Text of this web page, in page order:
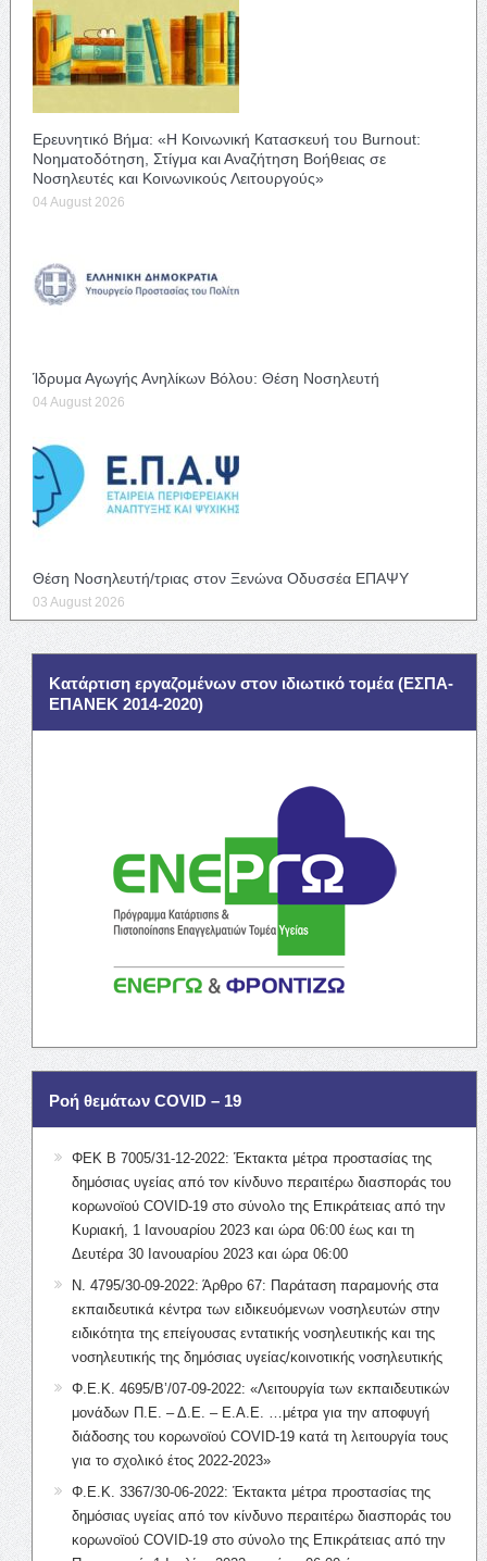
Ερευνητικό Βήμα: «Η Κοινωνική Κατασκευή του Burnout:
Νοηματοδότηση, Στίγμα και Αναζήτηση Βοήθειας σε
Νοσηλευτές και Κοινωνικούς Λειτουργούς»
04 August 2026
Ίδρυμα Αγωγής Ανηλίκων Βόλου: Θέση Νοσηλευτή
04 August 2026
Θέση Νοσηλευτή/τριας στον Ξενώνα Οδυσσέα ΕΠΑΨΥ
03 August 2026
Κατάρτιση εργαζομένων στον ιδιωτικό τομέα (ΕΣΠΑ-
ΕΠΑΝΕΚ 2014-2020)
Ροή θεμάτων COVID – 19
ΦΕΚ Β 7005/31-12-2022: Έκτακτα μέτρα προστασίας της
δημόσιας υγείας από τον κίνδυνο περαιτέρω διασποράς του
κορωνοϊού COVID-19 στο σύνολο της Επικράτειας από την
Κυριακή, 1 Ιανουαρίου 2023 και ώρα 06:00 έως και τη
Δευτέρα 30 Ιανουαρίου 2023 και ώρα 06:00
Ν. 4795/30-09-2022: Άρθρο 67: Παράταση παραμονής στα
εκπαιδευτικά κέντρα των ειδικευόμενων νοσηλευτών στην
ειδικότητα της επείγουσας εντατικής νοσηλευτικής και της
νοσηλευτικής της δημόσιας υγείας/κοινοτικής νοσηλευτικής
Φ.Ε.Κ. 4695/Β’/07-09-2022: «Λειτουργία των εκπαιδευτικών
μονάδων Π.Ε. – Δ.Ε. – Ε.Α.Ε. …μέτρα για την αποφυγή
διάδοσης του κορωνοϊού COVID-19 κατά τη λειτουργία τους
για το σχολικό έτος 2022-2023»
Φ.Ε.Κ. 3367/30-06-2022: Έκτακτα μέτρα προστασίας της
δημόσιας υγείας από τον κίνδυνο περαιτέρω διασποράς του
κορωνοϊού COVID-19 στο σύνολο της Επικράτειας από την